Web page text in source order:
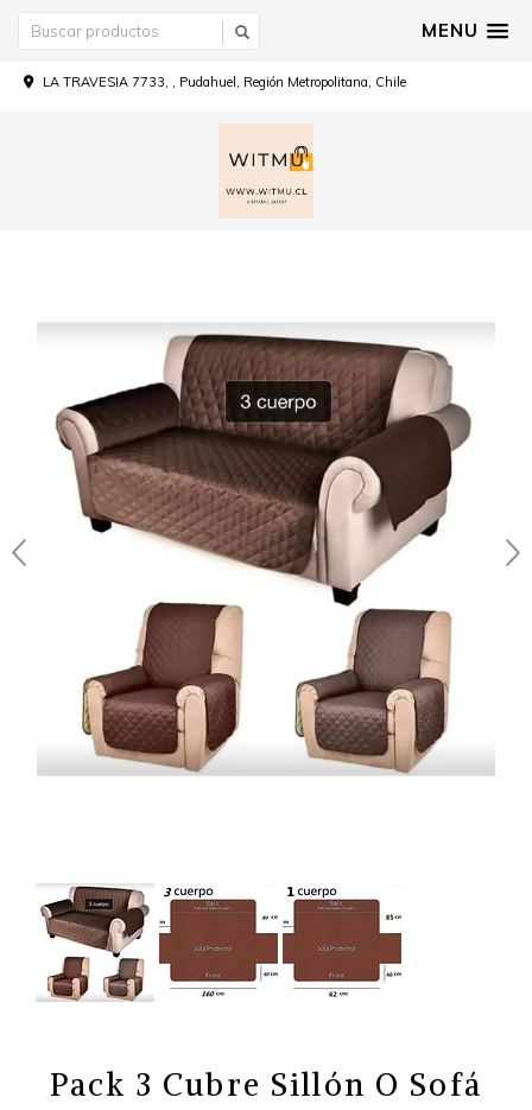
MENU
LA TRAVESIA 7733, , Pudahuel, Región Metropolitana, Chile
Pack 3 Cubre Sillón O Sofá